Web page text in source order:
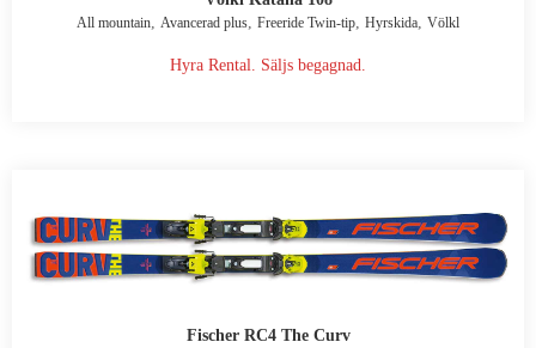
All mountain, Avancerad plus, Freeride Twin-tip, Hyrskida, Völkl
Hyra Rental. Säljs begagnad.
Fischer RC4 The Curv